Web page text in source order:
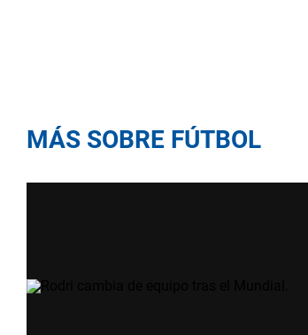
MÁS SOBRE FÚTBOL